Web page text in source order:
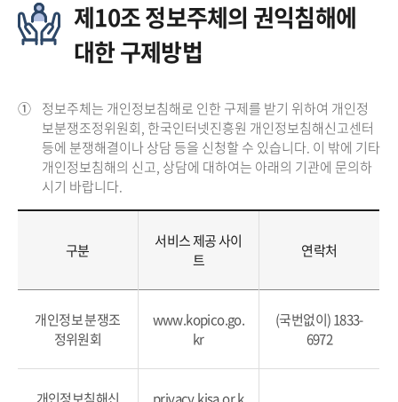
제10조 정보주체의 권익침해에
대한 구제방법
① 정보주체는 개인정보침해로 인한 구제를 받기 위하여 개인정
보분쟁조정위원회, 한국인터넷진흥원 개인정보침해신고센터
등에 분쟁해결이나 상담 등을 신청할 수 있습니다. 이 밖에 기타
개인정보침해의 신고, 상담에 대하여는 아래의 기관에 문의하
시기 바랍니다.
구분
서비스 제공 사이
트
연락처
개인정보 분쟁조
정위원회
www.kopico.go.
kr
(국번없이) 1833-
6972
개인정보침해신 privacy.kisa.or.k